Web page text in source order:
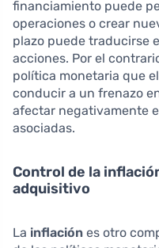
financiamiento puede
operaciones o crear
plazo puede traducirse
acciones. Por el
política monetaria que
conducir a un frenazo
afectar negativamente
asociadas.
Control de la
adquisitivo
La inflación es otro